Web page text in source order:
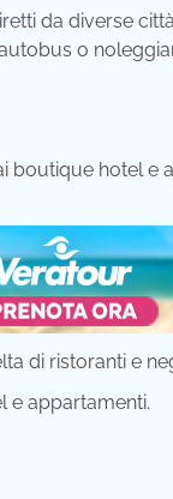
da diverse
o
boutique hotel e
di ristoranti e
e appartamenti.